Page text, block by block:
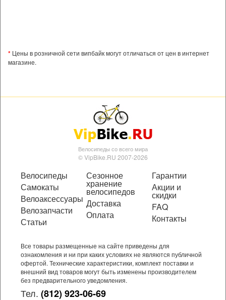
* Цены в розничной сети випбайк могут отличаться от цен в интернет
магазине.
Велосипеды со всего мира
© VipBike.RU 2007-2026
Велосипеды
Самокаты
Велоаксессуары
Велозапчасти
Статьи
Сезонное
хранение
велосипедов
Доставка
Оплата
Гарантии
Акции и
скидки
FAQ
Контакты
Все товары размещенные на сайте приведены для
ознакомления и ни при каких условиях не являются публичной
офертой. Технические характеристики, комплект поставки и
внешний вид товаров могут быть изменены производителем
без предварительного уведомления.
Тел. (812) 923-06-69